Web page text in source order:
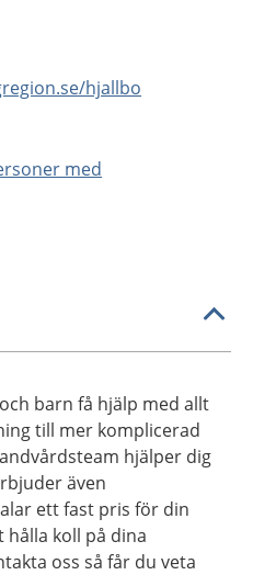
hjallbo
med
barn få hjälp med allt
till mer komplicerad
hjälper dig
även
ett fast pris för din
koll på dina
oss så får du veta